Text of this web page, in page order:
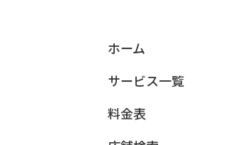
ホーム
サービス一覧
料金表